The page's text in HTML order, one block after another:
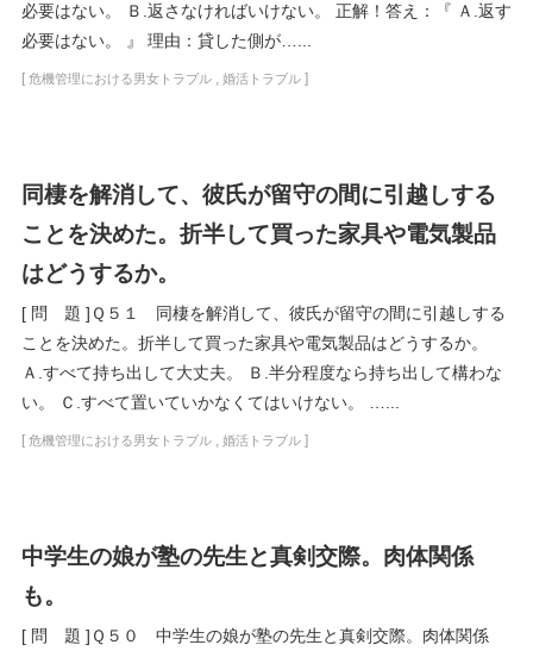
必要はない。 Ｂ.返さなければいけない。 正解！答え：『 Ａ.返す
必要はない。 』 理由：貸した側が…...
[ 危機管理における男女トラブル, 婚活トラブル]
同棲を解消して、彼氏が留守の間に引越しする
ことを決めた。折半して買った家具や電気製品
はどうするか。
[ 問 題 ]Ｑ５１ 同棲を解消して、彼氏が留守の間に引越しする
ことを決めた。折半して買った家具や電気製品はどうするか。
Ａ.すべて持ち出して大丈夫。 Ｂ.半分程度なら持ち出して構わな
い。 Ｃ.すべて置いていかなくてはいけない。 …...
[ 危機管理における男女トラブル, 婚活トラブル]
中学生の娘が塾の先生と真剣交際。肉体関係
も。
[ 問 題 ]Ｑ５０ 中学生の娘が塾の先生と真剣交際。肉体関係